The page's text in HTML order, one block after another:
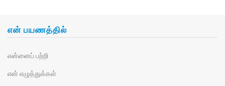
என் பயணத்தில்
என்னைப் பற்றி
என் எழுத்துக்கள்